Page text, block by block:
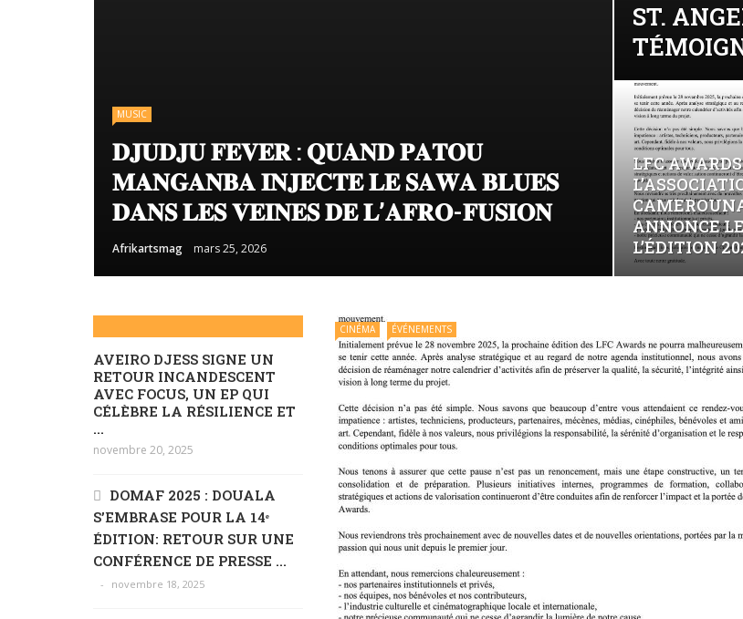
MUSIC
𝐃𝐉𝐔𝐃𝐉𝐔 𝐅𝐄𝐕𝐄𝐑 : 𝐐𝐔𝐀𝐍𝐃 𝐏𝐀𝐓𝐎𝐔
𝐌𝐀𝐍𝐆𝐀𝐍𝐁𝐀 𝐈𝐍𝐉𝐄𝐂𝐓𝐄 𝐋𝐄 𝐒𝐀𝐖𝐀 𝐁𝐋𝐔𝐄𝐒
𝐃𝐀𝐍𝐒 𝐋𝐄𝐒 𝐕𝐄𝐈𝐍𝐄𝐒 𝐃𝐄 𝐋’𝐀𝐅𝐑𝐎-𝐅𝐔𝐒𝐈𝐎𝐍
Afrikartsmag mars 25, 2026
ST.
LFC
ANNONCE
L’ÉDITION
CINÉMA ÉVÉNEMENTS
AVEIRO DJESS SIGNE UN
RETOUR INCANDESCENT
AVEC FOCUS, UN EP QUI
CÉLÈBRE LA RÉSILIENCE ET
...
novembre 20, 2025
DOMAF 2025 : DOUALA
S’EMBRASE POUR LA 14ᵉ
ÉDITION: RETOUR SUR UNE
CONFÉRENCE DE PRESSE ...
novembre 18, 2025